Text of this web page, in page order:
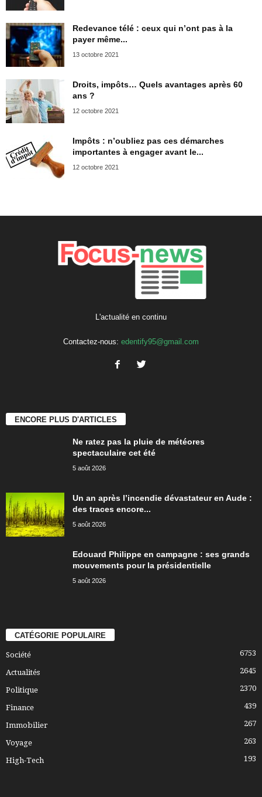
Redevance télé : ceux qui n’ont pas à la
payer même...
13 octobre 2021
Droits, impôts… Quels avantages après 60
ans ?
12 octobre 2021
Impôts : n’oubliez pas ces démarches
importantes à engager avant le...
12 octobre 2021
L'actualité en continu
Contactez-nous: edentify95@gmail.com
ENCORE PLUS D'ARTICLES
Ne ratez pas la pluie de météores
spectaculaire cet été
5 août 2026
Un an après l’incendie dévastateur en Aude :
des traces encore...
5 août 2026
Edouard Philippe en campagne : ses grands
mouvements pour la présidentielle
5 août 2026
CATÉGORIE POPULAIRE
Société 6753
Actualités 2645
Politique 2370
Finance 439
Immobilier 267
Voyage 263
High-Tech 193